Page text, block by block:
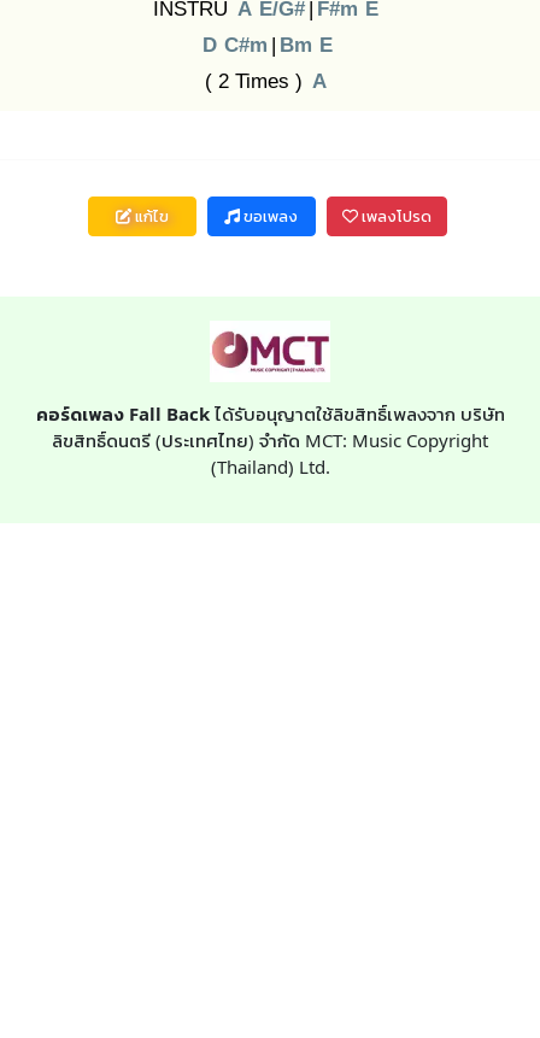
INSTRU A E/G# | F#m E
D C#m | Bm E
( 2 Times ) A
แก้ไข ขอเพลง เพลงโปรด
คอร์ดเพลง Fall Backได้รับอนุญาตใช้ลิขสิทธิ์เพลงจาก บริษัท
ลิขสิทธิ์ดนตรี (ประเทศไทย) จำกัด MCT: Music Copyright
(Thailand) Ltd.